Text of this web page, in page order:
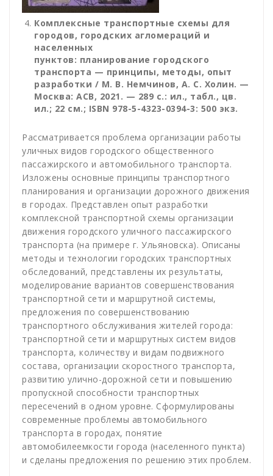
Комплексные транспортные схемы для
городов, городских агломераций и
населенных
пунктов: планирование городского
транспорта — принципы, методы, опыт
разработки / М. В. Немчинов, А. С. Холин. —
Москва: АСВ, 2021. — 289 с.: ил., табл., цв.
ил.; 22 см.; ISBN 978-5-4323-0394-3: 500 экз.
Рассматривается проблема организации работы
уличных видов городского общественного
пассажирского и автомобильного транспорта.
Изложены основные принципы транспортного
планирования и организации дорожного движения
в городах. Представлен опыт разработки
комплексной транспортной схемы организации
движения городского уличного пассажирского
транспорта (на примере г. Ульяновска). Описаны
методы и технологии городских транспортных
обследований, представлены их результаты,
моделирование вариантов совершенствования
транспортной сети и маршрутной системы,
предложения по совершенствованию
транспортного обслуживания жителей города:
транспортной сети и маршрутных систем видов
транспорта, количеству и видам подвижного
состава, организации скоростного транспорта,
развитию улично-дорожной сети и повышению
пропускной способности транспортных
пересечений в одном уровне. Сформулированы
современные проблемы автомобильного
транспорта в городах, понятие
автомобилеемкости города (населенного пункта)
и сделаны предложения по решению этих проблем.